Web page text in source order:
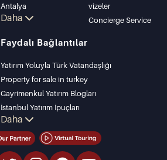
Antalya
Kalkan
Kas
Bursa
Gocek
Side
Kemer
Dalyan
Izmir
Belek
Daha
vizeler
Concierge Service
Faydalı Bağlantılar
Yatırım Yoluyla Türk Vatandaşlığı
Property for sale in turkey
Gayrimenkul Yatırım Blogları
İstanbul Yatırım İpuçları
PropertyTurkey TV
İstanbul Yatırım Gayrimenkulleri
Mülkünüzü Satmak
Daha